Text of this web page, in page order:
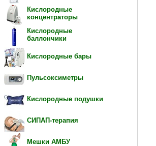
Кислородные
концентраторы
Кислородные
баллончики
Кислородные бары
Пульсоксиметры
Кислородные подушки
СИПАП-терапия
Мешки АМБУ